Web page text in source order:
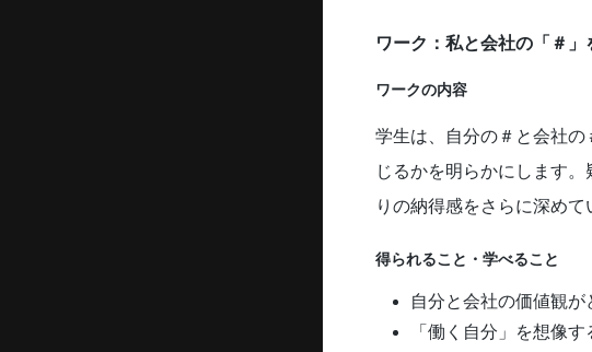
ワーク：私と会社の「＃」
ワークの内容
学生は、自分の＃と会社
じるかを明らかにします
りの納得感をさらに深めて
得られること・学べること
自分と会社の価値観
「働く自分」を想像